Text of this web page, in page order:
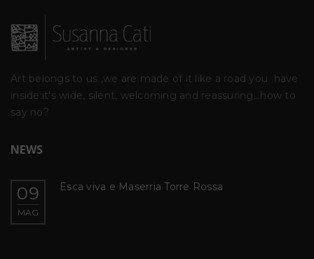
Art belongs to us ,we are made of it like a road you
have
inside:it's wide, silent, welcoming and reassuring...how to
say no?
NEWS
09
MAG
Esca viva e Maserria Torre Rossa